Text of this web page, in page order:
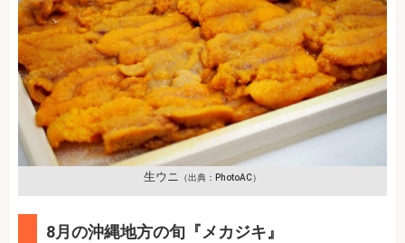
生ウニ （出典：PhotoAC）
8月の沖縄地方の旬『メカジキ』